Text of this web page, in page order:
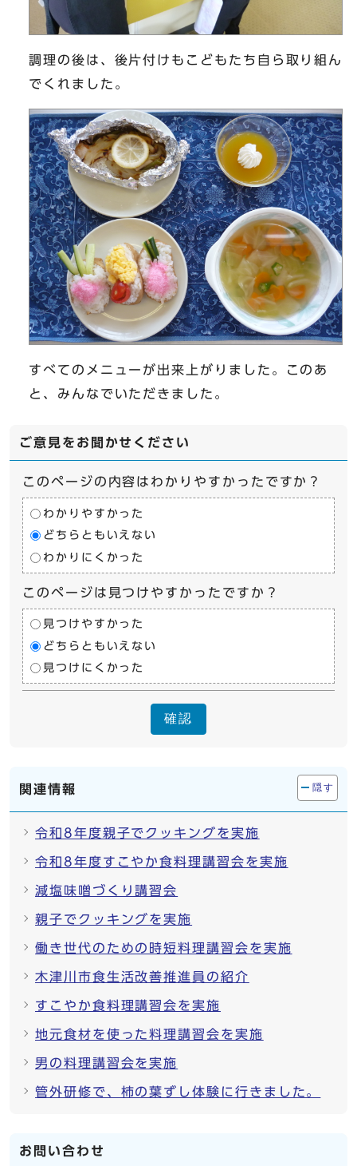
調理の後は、後片付けもこどもたち自ら取り組ん
でくれました。
すべてのメニューが出来上がりました。このあ
と、みんなでいただきました。
ご意見をお聞かせください
このページの内容はわかりやすかったですか？
わかりやすかった
どちらともいえない
わかりにくかった
このページは見つけやすかったですか？
見つけやすかった
どちらともいえない
見つけにくかった
確認
関連情報 隠す
令和8年度親子でクッキングを実施
令和8年度すこやか食料理講習会を実施
減塩味噌づくり講習会
親子でクッキングを実施
働き世代のための時短料理講習会を実施
木津川市食生活改善推進員の紹介
すこやか食料理講習会を実施
地元食材を使った料理講習会を実施
男の料理講習会を実施
管外研修で、柿の葉ずし体験に行きました。
お問い合わせ